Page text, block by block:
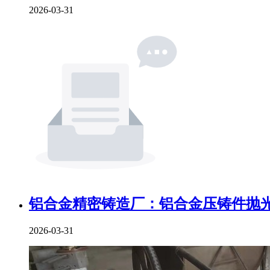
2026-03-31
铝合金精密铸造厂：铝合金压铸件抛
2026-03-31